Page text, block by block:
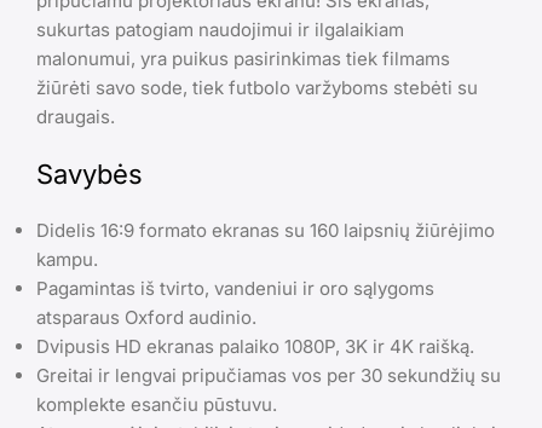
sukurtas patogiam naudojimui ir ilgalaikiam
malonumui, yra puikus pasirinkimas tiek filmams
žiūrėti savo sode, tiek futbolo varžyboms stebėti su
draugais.
Savybės
Didelis 16:9 formato ekranas su 160 laipsnių žiūrėjimo
kampu.
Pagamintas iš tvirto, vandeniui ir oro sąlygoms
atsparaus Oxford audinio.
Dvipusis HD ekranas palaiko 1080P, 3K ir 4K raišką.
Greitai ir lengvai pripučiamas vos per 30 sekundžių su
komplekte esančiu pūstuvu.